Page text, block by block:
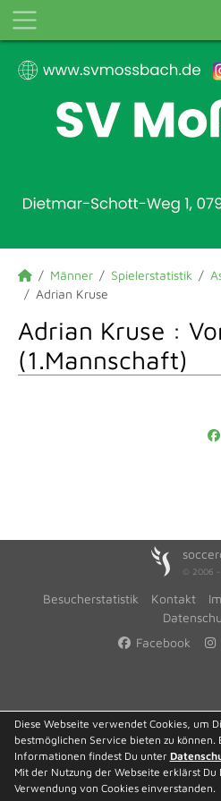
Männer Spielerstatistik
Adrian Kruse
Adrian Kruse :
(1.Mannschaft)
© 2006
Besucherstatistik Kontakt
Facebook
Diese Webseite verwendet Cookies, um
bestmöglichen Service bieten zu können.
Informationen findest Du unter
Mit der Nutzung der Webseite erklärst Du
Verwendung von Cookies einverstanden.